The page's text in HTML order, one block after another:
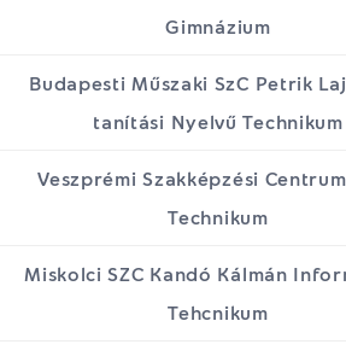
Gimnázium
Budapesti Műszaki SzC Petrik
tanítási Nyelvű Technikum
Veszprémi Szakképzési
Technikum
Miskolci SZC Kandó Kálmán
Tehcnikum